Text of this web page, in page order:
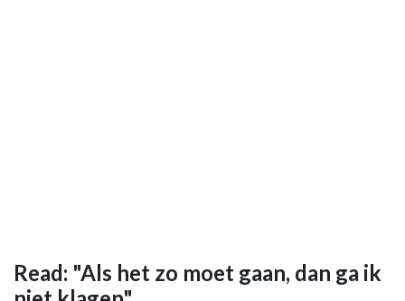
Read: "Als het zo moet gaan, dan ga ik